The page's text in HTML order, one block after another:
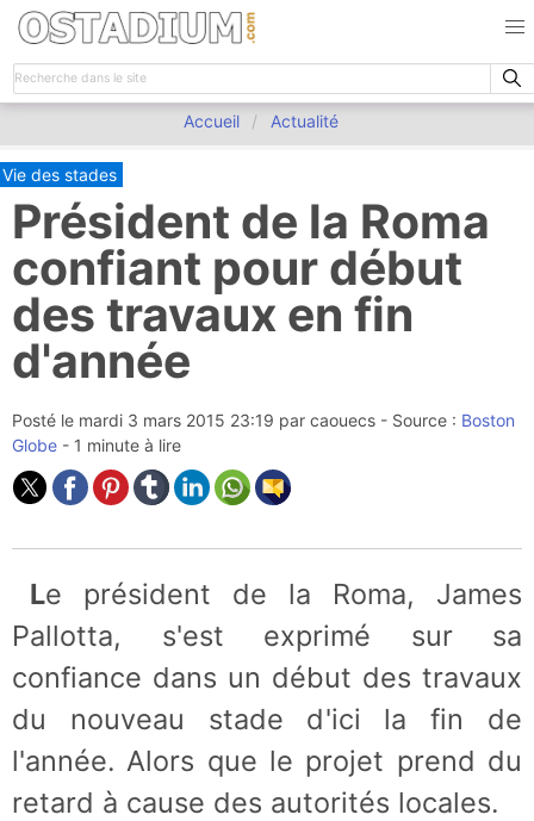
Accueil Actualité
Vie des stades
Président de la Roma
confiant pour début
des travaux en fin
d'année
Posté le mardi 3 mars 2015 23:19 par caouecs - Source : Boston
Globe - 1 minute à lire
Le président de la Roma, James
Pallotta, s'est exprimé sur sa
confiance dans un début des travaux
du nouveau stade d'ici la fin de
l'année. Alors que le projet prend du
retard à cause des autorités locales.